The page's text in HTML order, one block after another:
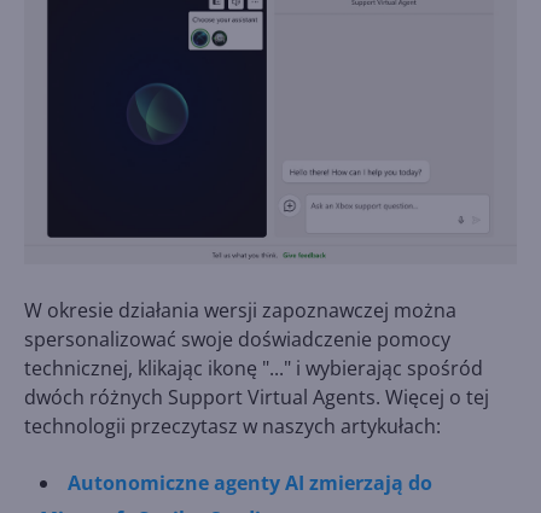
W okresie działania wersji zapoznawczej można
spersonalizować swoje doświadczenie pomocy
technicznej, klikając ikonę "..." i wybierając spośród
dwóch różnych Support Virtual Agents. Więcej o tej
technologii przeczytasz w naszych artykułach:
Autonomiczne agenty AI zmierzają do